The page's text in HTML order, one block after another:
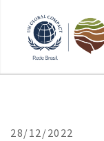
28/12/2022